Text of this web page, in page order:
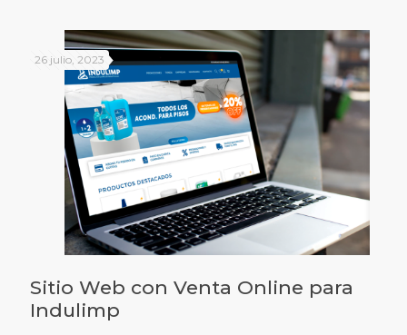
26 julio, 2023
Sitio Web con Venta Online para
Indulimp